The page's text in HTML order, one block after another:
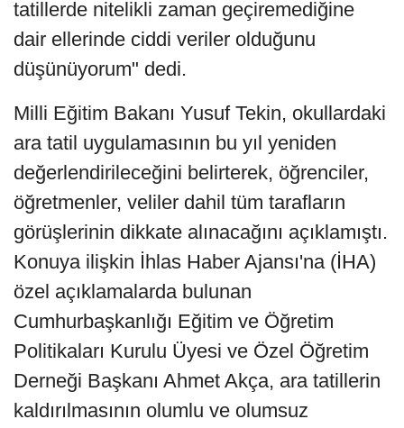
tatillerde nitelikli zaman geçiremediğine
dair ellerinde ciddi veriler olduğunu
düşünüyorum" dedi.
Milli Eğitim Bakanı Yusuf Tekin, okullardaki
ara tatil uygulamasının bu yıl yeniden
değerlendirileceğini belirterek, öğrenciler,
öğretmenler, veliler dahil tüm tarafların
görüşlerinin dikkate alınacağını açıklamıştı.
Konuya ilişkin İhlas Haber Ajansı'na (İHA)
özel açıklamalarda bulunan
Cumhurbaşkanlığı Eğitim ve Öğretim
Politikaları Kurulu Üyesi ve Özel Öğretim
Derneği Başkanı Ahmet Akça, ara tatillerin
kaldırılmasının olumlu ve olumsuz